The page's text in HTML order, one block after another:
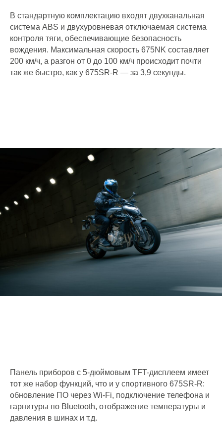
В стандартную комплектацию входят двухканальная
система ABS и двухуровневая отключаемая система
контроля тяги, обеспечивающие безопасность
вождения. Максимальная скорость 675NK составляет
200 км/ч, а разгон от 0 до 100 км/ч происходит почти
так же быстро, как у 675SR-R — за 3,9 секунды.
Панель приборов с 5-дюймовым TFT-дисплеем имеет
тот же набор функций, что и у спортивного 675SR-R:
обновление ПО через Wi-Fi, подключение телефона и
гарнитуры по Bluetooth, отображение температуры и
давления в шинах и т.д.